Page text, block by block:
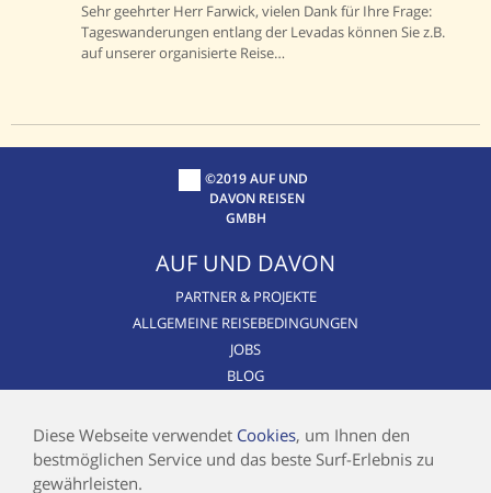
Diese Webseite verwendet Cookies, um Ihnen den
bestmöglichen Service und das beste Surf-Erlebnis zu
gewährleisten.
Sehr geehrter Herr Farwick, vielen Dank für Ihre Frage:
Tageswanderungen entlang der Levadas können Sie z.B.
auf unserer organisierte Reise…
©2019 AUF UND
DAVON REISEN
GMBH
AUF UND DAVON
PARTNER & PROJEKTE
ALLGEMEINE REISEBEDINGUNGEN
JOBS
BLOG
AIRLINE BLACKLIST